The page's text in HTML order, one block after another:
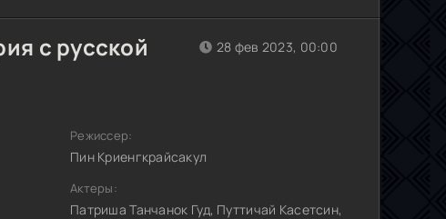
с русской
28 фев 2023, 00:00
Режиссер:
Пин Криенгкрайсакул
Актеры:
Патриша Танчанок Гуд, Путтичай Касетсин,